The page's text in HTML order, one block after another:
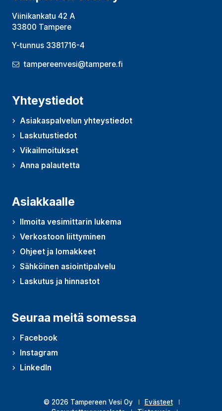
Viinikankatu 42 A
33800 Tampere
Y-tunnus 3381716-4
tampereenvesi@tampere.fi
Yhteystiedot
Asiakaspalvelun yhteystiedot
Laskutustiedot
Vikailmoitukset
Anna palautetta
Asiakkaalle
Ilmoita vesimittarin lukema
Verkostoon liittyminen
Ohjeet ja lomakkeet
Sähköinen asiointipalvelu
Laskutus ja hinnastot
Seuraa meitä somessa
Facebook
Instagram
LinkedIn
© 2026 Tampereen Vesi Oy
Evästeet